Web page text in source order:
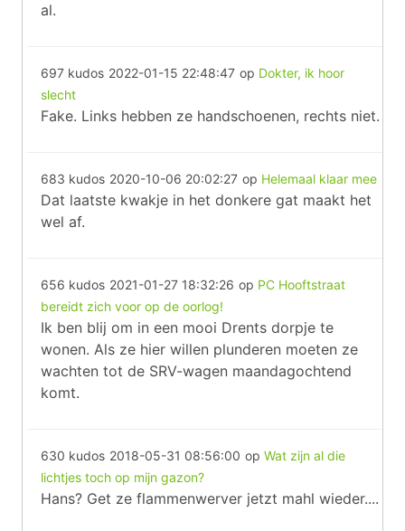
al.
697 kudos 2022-01-15 22:48:47 op Dokter, ik hoor
slecht
Fake. Links hebben ze handschoenen, rechts niet.
683 kudos 2020-10-06 20:02:27 op Helemaal klaar mee
Dat laatste kwakje in het donkere gat maakt het
wel af.
656 kudos 2021-01-27 18:32:26 op PC Hooftstraat
bereidt zich voor op de oorlog!
Ik ben blij om in een mooi Drents dorpje te
wonen. Als ze hier willen plunderen moeten ze
wachten tot de SRV-wagen maandagochtend
komt.
630 kudos 2018-05-31 08:56:00 op Wat zijn al die
lichtjes toch op mijn gazon?
Hans? Get ze flammenwerver jetzt mahl wieder....